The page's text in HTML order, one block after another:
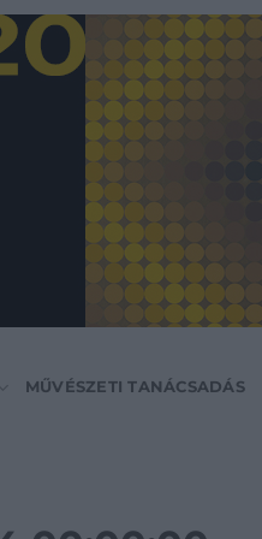
MŰVÉSZETI TANÁCSADÁS